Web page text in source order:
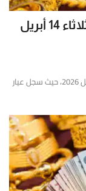
سعر الذهب اليوم في السعودية الثلاثاء 14 أبريل
استقرت أسعار الذهب اليوم في السعودية الثلاثاء 14 أبريل 2026، حيث سجل عيار